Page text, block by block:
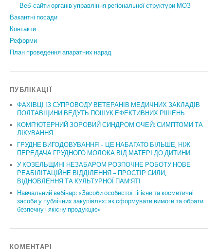
Веб-сайти органів управління регіональної структури МОЗ
Вакантні посади
Контакти
Реформи
План проведення апаратних нарад
ПУБЛІКАЦІЇ
ФАХІВЦІ ІЗ СУПРОВОДУ ВЕТЕРАНІВ МЕДИЧНИХ ЗАКЛАДІВ
ПОЛТАВЩИНИ ВЕДУТЬ ПОШУК ЕФЕКТИВНИХ РІШЕНЬ
КОМП’ЮТЕРНИЙ ЗОРОВИЙ СИНДРОМ ОЧЕЙ: СИМПТОМИ ТА
ЛІКУВАННЯ
ГРУДНЕ ВИГОДОВУВАННЯ – ЦЕ НАБАГАТО БІЛЬШЕ, НІЖ
ПЕРЕДАЧА ГРУДНОГО МОЛОКА ВІД МАТЕРІ ДО ДИТИНИ
У КОЗЕЛЬЩИНІ НЕЗАБАРОМ РОЗПОЧНЕ РОБОТУ НОВЕ
РЕАБІЛІТАЦІЙНЕ ВІДДІЛЕННЯ – ПРОСТІР СИЛИ,
ВІДНОВЛЕННЯ ТА КУЛЬТУРНОЇ ПАМ’ЯТІ
Навчальний вебінар: «Засоби особистої гігієни та косметичні
засоби у публічних закупівлях: як сформувати вимоги та обрати
безпечну і якісну продукцію»
КОМЕНТАРІ